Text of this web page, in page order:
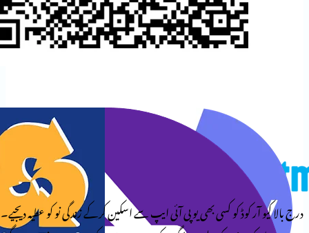
کو کسی بھی یو پی آئی ایپ سے اسکین کرکے زندگی نو کو عطیہ دیجیے۔